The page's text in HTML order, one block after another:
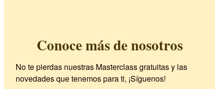
Conoce más de nosotros
No te pierdas nuestras Masterclass gratuitas y las
novedades que tenemos para ti, ¡Síguenos!